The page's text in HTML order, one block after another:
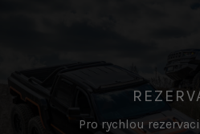
Pro rychlou